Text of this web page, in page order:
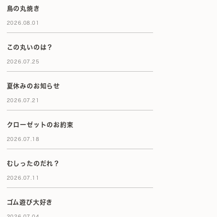
鳥の丸焼き
2026.08.01
この丸いのは？
2026.07.25
夏休みのお知らせ
2026.07.21
クローゼットのお約束
2026.07.18
むしったのだれ？
2026.07.11
ゴム遊び大好き